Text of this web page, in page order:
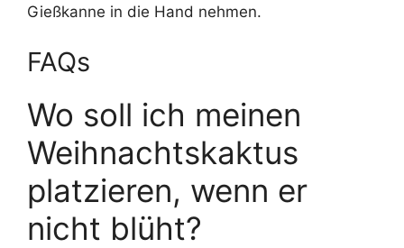
Gießkanne in die Hand nehmen.
FAQs
Wo soll ich meinen
Weihnachtskaktus
platzieren, wenn er
nicht blüht?